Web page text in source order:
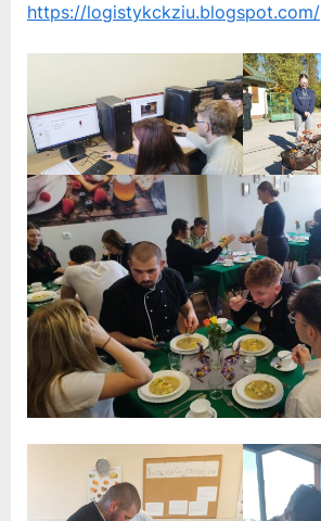
https://logistykckziu.blogspot.com/